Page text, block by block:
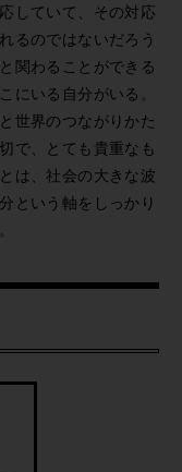
していて、その対応
るのではないだろう
関わることができる
にいる自分がいる。
世界のつながりかた
で、とても貴重なも
は、社会の大きな波
という軸をしっかり